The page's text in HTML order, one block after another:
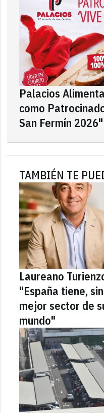
Palacios
como
San Fermín 2026"
TAMBIÉN TE
Laureano
"España tiene,
mejor sector de
mundo"